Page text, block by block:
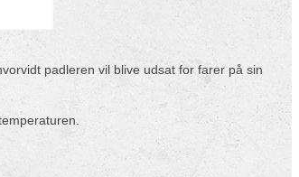
padleren vil blive udsat for farer på sin